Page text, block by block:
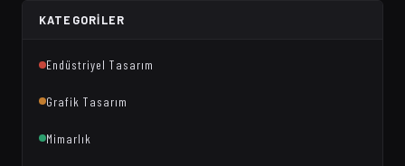
KATEGORILER
Endüstriyel Tasarım
Grafik Tasarım
Mimarlık